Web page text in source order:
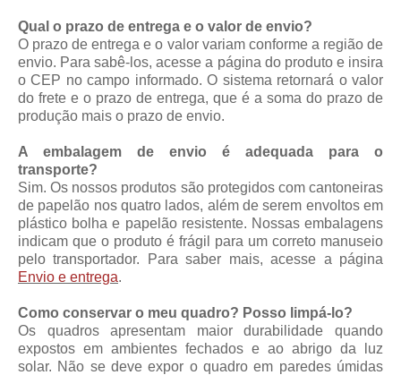
Qual o prazo de entrega e o valor de envio?
O prazo de entrega e o valor variam conforme a região de
envio. Para sabê-los, acesse a página do produto e insira
o CEP no campo informado. O sistema retornará o valor
do frete e o prazo de entrega, que é a soma do prazo de
produção mais o prazo de envio.
A embalagem de envio é adequada para o
transporte?
Sim. Os nossos produtos são protegidos com cantoneiras
de papelão nos quatro lados, além de serem envoltos em
plástico bolha e papelão resistente. Nossas embalagens
indicam que o produto é frágil para um correto manuseio
pelo transportador. Para saber mais, acesse a página
Envio e entrega.
Como conservar o meu quadro? Posso limpá-lo?
Os quadros apresentam maior durabilidade quando
expostos em ambientes fechados e ao abrigo da luz
solar. Não se deve expor o quadro em paredes úmidas